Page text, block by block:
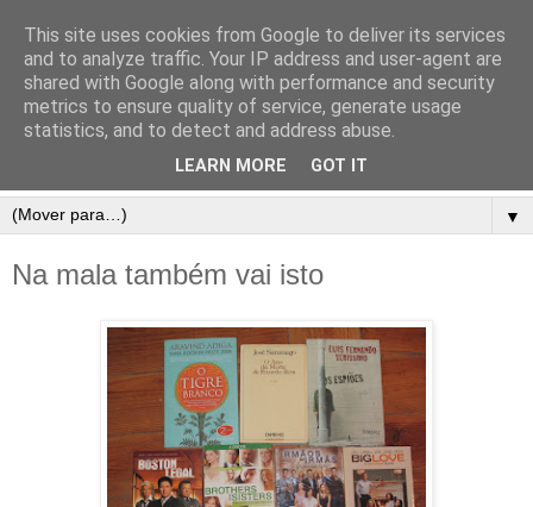
▼
Na mala também vai isto
This site uses cookies from Google to deliver its services
and to analyze traffic. Your IP address and user-agent are
shared with Google along with performance and security
metrics to ensure quality of service, generate usage
statistics, and to detect and address abuse.
LEARN MORE GOT IT